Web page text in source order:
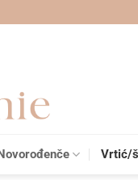
Vrtić/